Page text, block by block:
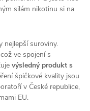
silám nikotinu si na
nejlepší suroviny.
ve spojení s
výsledný produkt s
špičkové kvality jsou
v České republice,
EU.